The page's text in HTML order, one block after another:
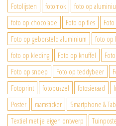
Fotolijsten
fotomok foto op
foto op chocolade
Foto op fles
Foto op geborsteld aluminium
foto op
foto op kleding
Foto op knuffel
Foto op snoep
Foto op teddybeer
Fotoprint
fotopuzzel fotosieraad
Poster
raamsticker
Smartphone &
Textiel met je eigen ontwerp